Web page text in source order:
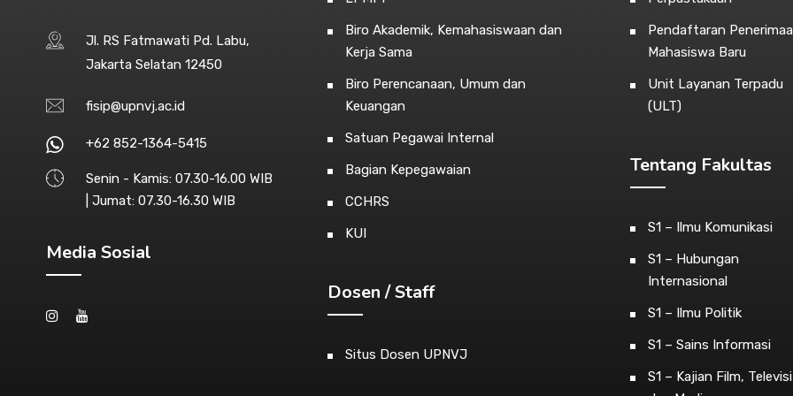
Jl. RS Fatmawati Pd. Labu,
Jakarta Selatan 12450
fisip@upnvj.ac.id
+62 852-1364-5415
Senin - Kamis: 07.30-16.00 WIB
| Jumat: 07.30-16.30 WIB
Media Sosial
Biro Akademik, Kemahasiswaan dan
Kerja Sama
Biro Perencanaan, Umum dan
Keuangan
Satuan Pegawai Internal
Bagian Kepegawaian
CCHRS
KUI
Dosen / Staff
Situs Dosen UPNVJ
Pendaftaran
Mahasiswa Baru
Unit Layanan Terpadu
(ULT)
Tentang Fakultas
S1 – Ilmu Komunikasi
S1 – Hubungan
Internasional
S1 – Ilmu Politik
S1 – Sains Informasi
S1 – Kajian Film, Televisi